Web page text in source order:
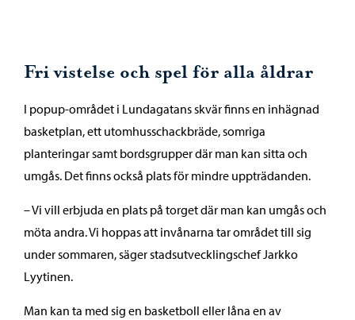
Fri vistelse och spel för alla åldrar
I popup-området i Lundagatans skvär finns en inhägnad
basketplan, ett utomhusschackbräde, somriga
planteringar samt bordsgrupper där man kan sitta och
umgås. Det finns också plats för mindre uppträdanden.
– Vi vill erbjuda en plats på torget där man kan umgås och
möta andra. Vi hoppas att invånarna tar området till sig
under sommaren, säger stadsutvecklingschef Jarkko
Lyytinen.
Man kan ta med sig en basketboll eller låna en av